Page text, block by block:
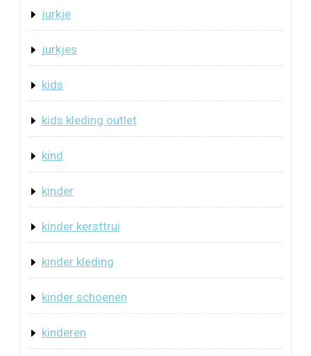
jurkje
jurkjes
kids
kids kleding outlet
kind
kinder
kinder kersttrui
kinder kleding
kinder schoenen
kinderen